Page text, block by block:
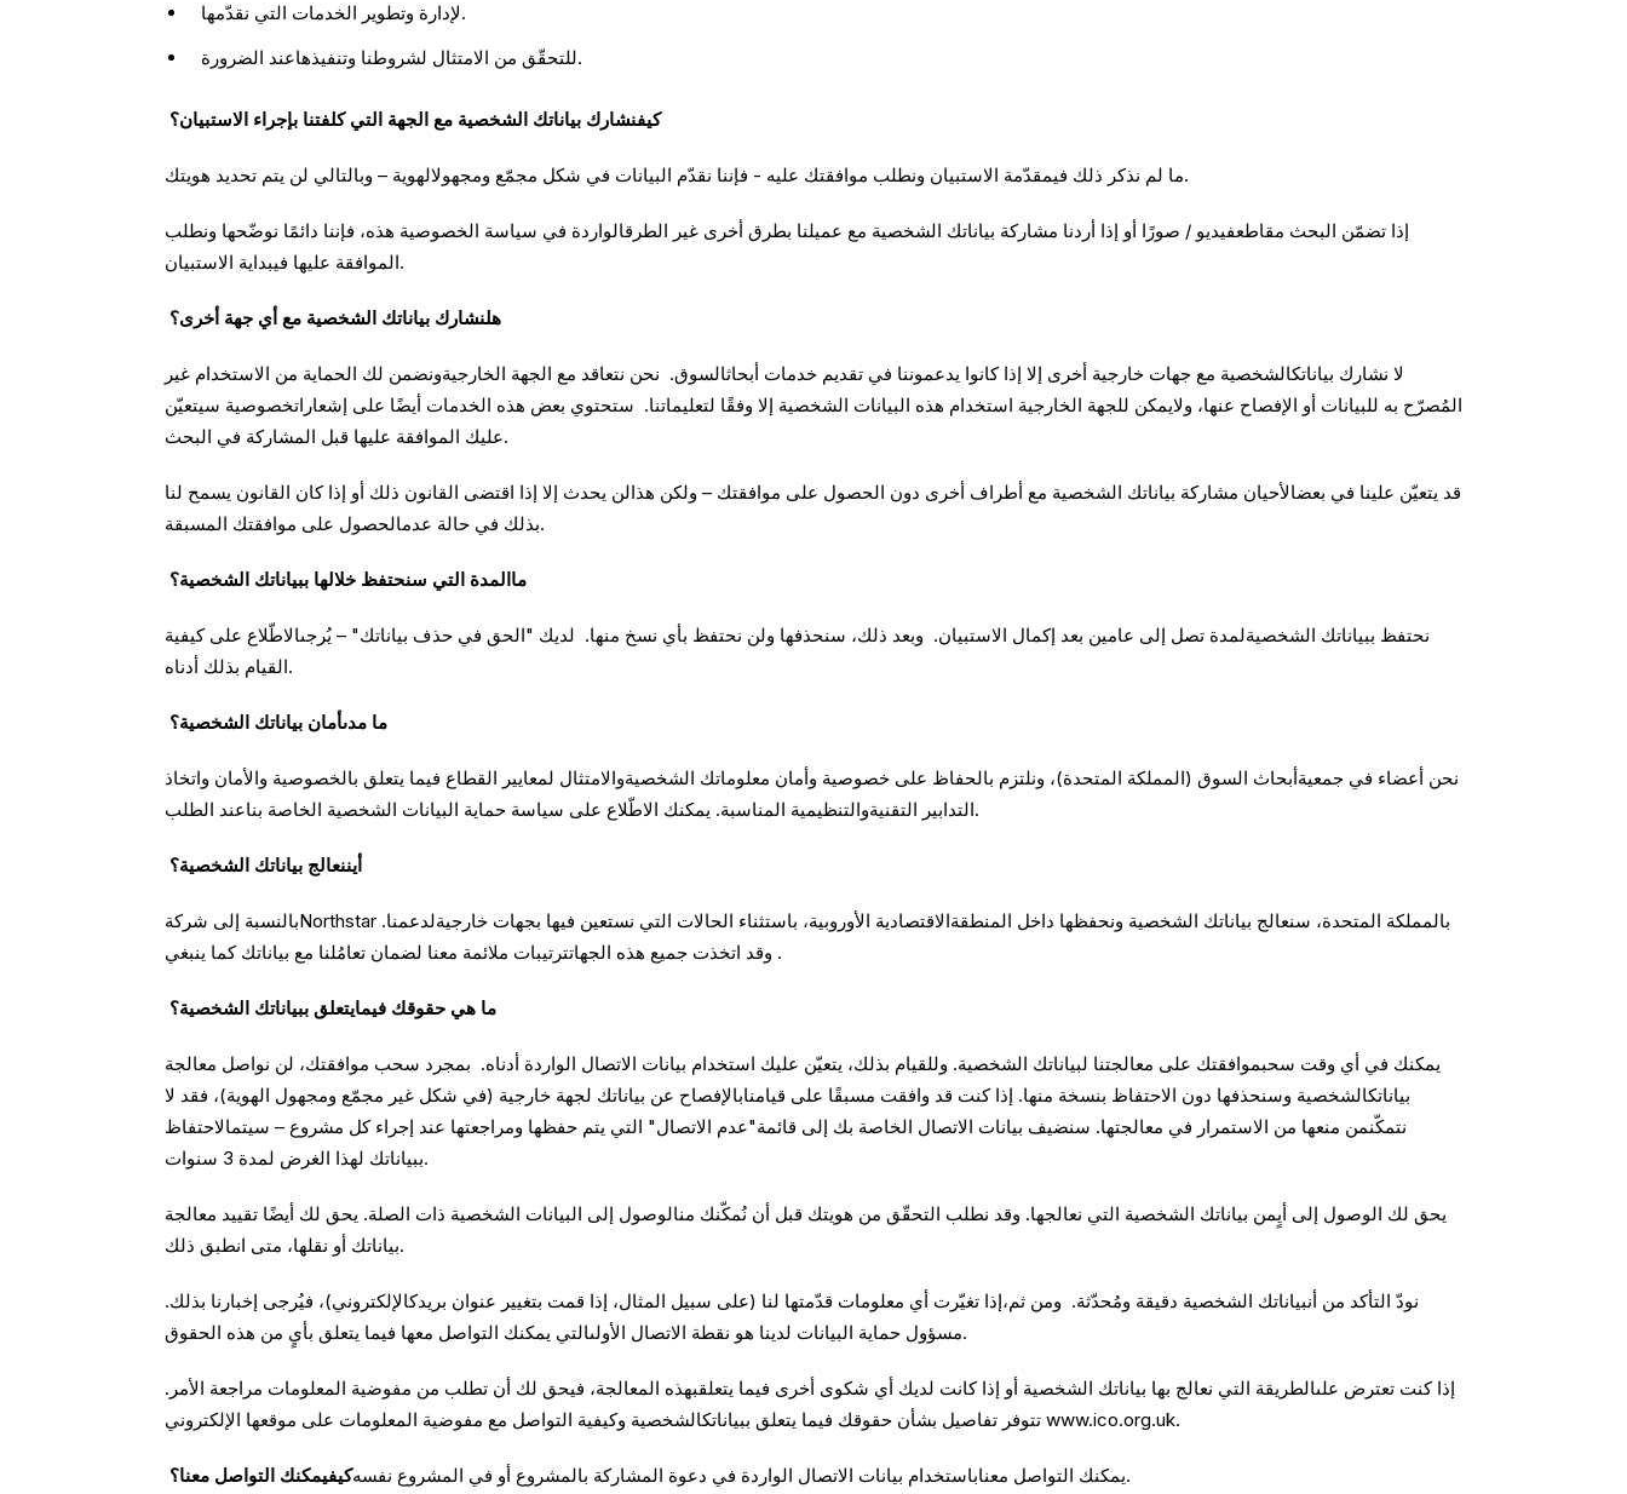
لإدارة وتطوير الخدمات التي نقدّمها.
للتحقّق من الامتثال لشروطنا وتنفيذهاعند الضرورة.
كيفنشارك بياناتك الشخصية مع الجهة التي كلفتنا بإجراء الاستبيان؟
ما لم نذكر ذلك فيمقدّمة الاستبيان ونطلب موافقتك عليه - فإننا نقدّم البيانات في شكل مجمّع ومجهولالهوية – وبالتالي لن يتم تحديد هويتك.
إذا تضمّن البحث مقاطعفيديو / صورًا أو إذا أردنا مشاركة بياناتك الشخصية مع عميلنا بطرق أخرى غير الطرقالواردة في سياسة الخصوصية هذه، فإننا دائمًا نوضّحها ونطلب
الموافقة عليها فيبداية الاستبيان.
هلنشارك بياناتك الشخصية مع أي جهة أخرى؟
لا نشارك بياناتكالشخصية مع جهات خارجية أخرى إلا إذا كانوا يدعموننا في تقديم خدمات أبحاثالسوق. نحن نتعاقد مع الجهة الخارجيةونضمن لك الحماية من الاستخدام غير
المُصرّح به للبيانات أو الإفصاح عنها، ولايمكن للجهة الخارجية استخدام هذه البيانات الشخصية إلا وفقًا لتعليماتنا. ستحتوي بعض هذه الخدمات أيضًا على إشعاراتخصوصية سيتعيّن
عليك الموافقة عليها قبل المشاركة في البحث.
قد يتعيّن علينا في بعضالأحيان مشاركة بياناتك الشخصية مع أطراف أخرى دون الحصول على موافقتك – ولكن هذالن يحدث إلا إذا اقتضى القانون ذلك أو إذا كان القانون يسمح لنا
بذلك في حالة عدمالحصول على موافقتك المسبقة.
ماالمدة التي سنحتفظ خلالها ببياناتك الشخصية؟
نحتفظ ببياناتك الشخصيةلمدة تصل إلى عامين بعد إكمال الاستبيان. وبعد ذلك، سنحذفها ولن نحتفظ بأي نسخ منها. لديك "الحق في حذف بياناتك" – يُرجىالاطّلاع على كيفية
القيام بذلك أدناه.
ما مدىأمان بياناتك الشخصية؟
نحن أعضاء في جمعيةأبحاث السوق (المملكة المتحدة)، ونلتزم بالحفاظ على خصوصية وأمان معلوماتك الشخصيةوالامتثال لمعايير القطاع فيما يتعلق بالخصوصية والأمان واتخاذ
التدابير التقنيةوالتنظيمية المناسبة. يمكنك الاطّلاع على سياسة حماية البيانات الشخصية الخاصة بناعند الطلب.
أيننعالج بياناتك الشخصية؟
بالنسبة إلى شركةNorthstar بالمملكة المتحدة، سنعالج بياناتك الشخصية ونحفظها داخل المنطقةالاقتصادية الأوروبية، باستثناء الحالات التي نستعين فيها بجهات خارجيةلدعمنا.
وقد اتخذت جميع هذه الجهاتترتيبات ملائمة معنا لضمان تعامُلنا مع بياناتك كما ينبغي.
ما هي حقوقك فيمايتعلق ببياناتك الشخصية؟
يمكنك في أي وقت سحبموافقتك على معالجتنا لبياناتك الشخصية. وللقيام بذلك، يتعيّن عليك استخدام بيانات الاتصال الواردة أدناه. بمجرد سحب موافقتك، لن نواصل معالجة
بياناتكالشخصية وسنحذفها دون الاحتفاظ بنسخة منها. إذا كنت قد وافقت مسبقًا على قيامنابالإفصاح عن بياناتك لجهة خارجية (في شكل غير مجمّع ومجهول الهوية)، فقد لا
نتمكّنمن منعها من الاستمرار في معالجتها. سنضيف بيانات الاتصال الخاصة بك إلى قائمة"عدم الاتصال" التي يتم حفظها ومراجعتها عند إجراء كل مشروع – سيتمالاحتفاظ
ببياناتك لهذا الغرض لمدة 3 سنوات.
يحق لك الوصول إلى أيٍمن بياناتك الشخصية التي نعالجها. وقد نطلب التحقّق من هويتك قبل أن نُمكّنك منالوصول إلى البيانات الشخصية ذات الصلة. يحق لك أيضًا تقييد معالجة
بياناتك أو نقلها، متى انطبق ذلك.
نودّ التأكد من أنبياناتك الشخصية دقيقة ومُحدّثة. ومن ثم،إذا تغيّرت أي معلومات قدّمتها لنا (على سبيل المثال، إذا قمت بتغيير عنوان بريدكالإلكتروني)، فيُرجى إخبارنا بذلك.
مسؤول حماية البيانات لدينا هو نقطة الاتصال الأولىالتي يمكنك التواصل معها فيما يتعلق بأيٍ من هذه الحقوق.
إذا كنت تعترض علىالطريقة التي نعالج بها بياناتك الشخصية أو إذا كانت لديك أي شكوى أخرى فيما يتعلقبهذه المعالجة، فيحق لك أن تطلب من مفوضية المعلومات مراجعة الأمر.
تتوفر تفاصيل بشأن حقوقك فيما يتعلق ببياناتكالشخصية وكيفية التواصل مع مفوضية المعلومات على موقعها الإلكترونيwww.ico.org.uk.
كيفيمكنك التواصل معنا؟ يمكنك التواصل معناباستخدام بيانات الاتصال الواردة في دعوة المشاركة بالمشروع أو في المشروع نفسه.